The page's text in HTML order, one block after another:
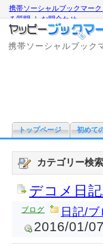
携帯ソーシャルブックマーク
る質問｜お問合わせ
携帯ソーシャルブック
トップページ 初めて
カテゴリー検索
デコメ日
ブログ 日記/
2016/01/07